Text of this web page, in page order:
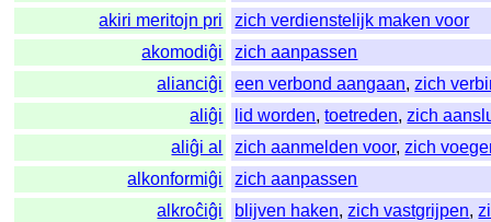
akiri meritojn pri
zich verdienstelijk maken voor
akomodiĝi
zich aanpassen
alianciĝi
een verbond aangaan,zich
aliĝi
lid worden,toetreden,zich
aliĝi al
zich aanmelden voor,zich
alkonformiĝi
zich aanpassen
alkroĉiĝi
blijven haken,zich vastgrijpen,